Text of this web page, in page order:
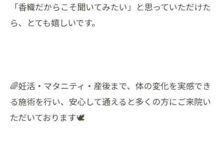
「香織だからこそ聞いてみたい」と思っていただけた
ら、とても嬉しいです。
🌈妊活・マタニティ・産後まで、体の変化を実感でき
る施術を行い、安心して通えると多くの方にご来院い
ただいております🕊️